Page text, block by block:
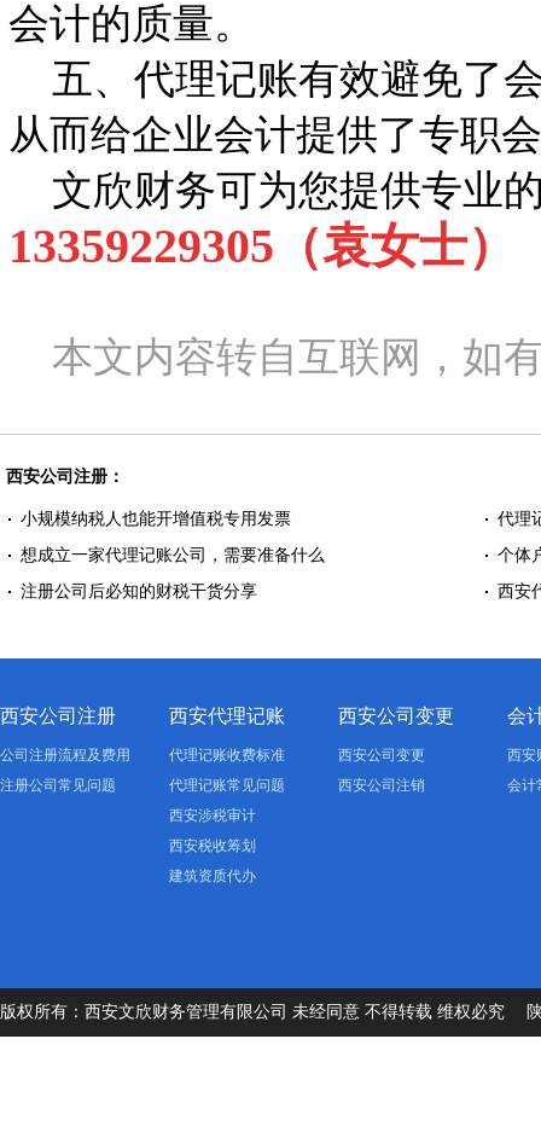
会计的质量。
五、代理记账有效避免了
从而给企业会计提供了专职
文欣财务可为您提供专业
13359229305（袁女士）
本文内容转自互联网，如
西安公司注册：
小规模纳税人也能开增值税专用发票
代理
想成立一家代理记账公司，需要准备什么
个体
注册公司后必知的财税干货分享
西安
西安公司注册
公司注册流程及费用
注册公司常见问题
西安代理记账
代理记账收费标准
代理记账常见问题
西安涉税审计
西安税收筹划
建筑资质代办
西安公司变更
西安公司变更
西安公司注销
会
西安
会计
版权所有：西安文欣财务管理有限公司 未经同意 不得转载 维权必究